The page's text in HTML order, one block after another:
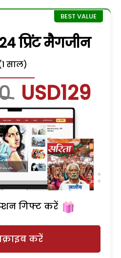
प्रिंट मैगजीन
साल)
USD129
गिफ्ट करें
करें